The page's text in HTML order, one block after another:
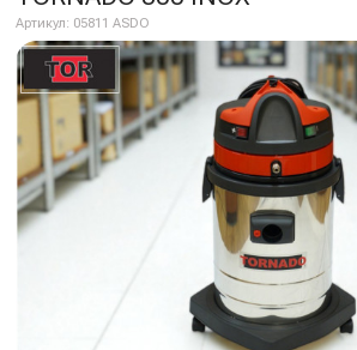
Артикул: 05811 ASDO